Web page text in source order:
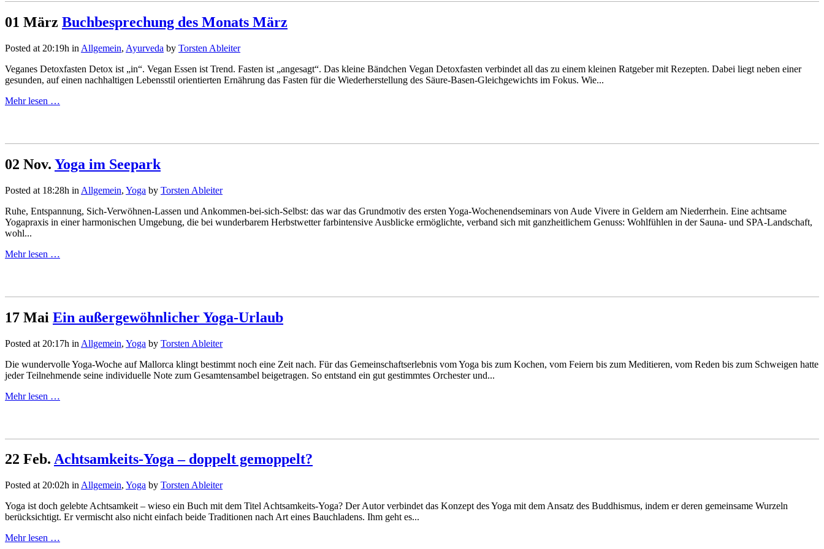
01 März Buchbesprechung des Monats März
Posted at 20:19h in Allgemein, Ayurveda by Torsten Ableiter
Veganes Detoxfasten Detox ist „in“. Vegan Essen ist Trend. Fasten ist „angesagt“. Das kleine Bändchen Vegan Detoxfasten verbindet all das zu einem kleinen Ratgeber mit Rezepten. Dabei liegt neben einer
gesunden, auf einen nachhaltigen Lebensstil orientierten Ernährung das Fasten für die Wiederherstellung des Säure-Basen-Gleichgewichts im Fokus. Wie...
Mehr lesen …
02 Nov. Yoga im Seepark
Posted at 18:28h in Allgemein, Yoga by Torsten Ableiter
Ruhe, Entspannung, Sich-Verwöhnen-Lassen und Ankommen-bei-sich-Selbst: das war das Grundmotiv des ersten Yoga-Wochenendseminars von Aude Vivere in Geldern am Niederrhein. Eine achtsame
Yogapraxis in einer harmonischen Umgebung, die bei wunderbarem Herbstwetter farbintensive Ausblicke ermöglichte, verband sich mit ganzheitlichem Genuss: Wohlfühlen in der Sauna- und SPA-Landschaft,
wohl...
Mehr lesen …
17 Mai Ein außergewöhnlicher Yoga-Urlaub
Posted at 20:17h in Allgemein, Yoga by Torsten Ableiter
Die wundervolle Yoga-Woche auf Mallorca klingt bestimmt noch eine Zeit nach. Für das Gemeinschaftserlebnis vom Yoga bis zum Kochen, vom Feiern bis zum Meditieren, vom Reden bis zum Schweigen hatte
jeder Teilnehmende seine individuelle Note zum Gesamtensambel beigetragen. So entstand ein gut gestimmtes Orchester und...
Mehr lesen …
22 Feb. Achtsamkeits-Yoga – doppelt gemoppelt?
Posted at 20:02h in Allgemein, Yoga by Torsten Ableiter
Yoga ist doch gelebte Achtsamkeit – wieso ein Buch mit dem Titel Achtsamkeits-Yoga? Der Autor verbindet das Konzept des Yoga mit dem Ansatz des Buddhismus, indem er deren gemeinsame Wurzeln
berücksichtigt. Er vermischt also nicht einfach beide Traditionen nach Art eines Bauchladens. Ihm geht es...
Mehr lesen …